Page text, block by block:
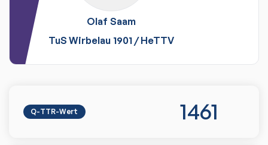
Olaf Saam
TuS Wirbelau 1901/HeTTV
Q-TTR-Wert 1461